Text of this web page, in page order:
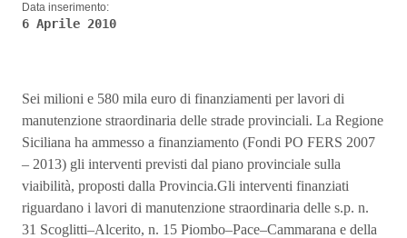
Data inserimento:
6 Aprile 2010
Sei milioni e 580 mila euro di finanziamenti per lavori di
manutenzione straordinaria delle strade provinciali. La Regione
Siciliana ha ammesso a finanziamento (Fondi PO FERS 2007
– 2013) gli interventi previsti dal piano provinciale sulla
viaibilità, proposti dalla Provincia.Gli interventi finanziati
riguardano i lavori di manutenzione straordinaria delle s.p. n.
31 Scoglitti–Alcerito, n. 15 Piombo–Pace–Cammarana e della